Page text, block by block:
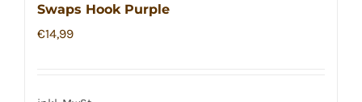
Swaps Hook Purple
€14,99